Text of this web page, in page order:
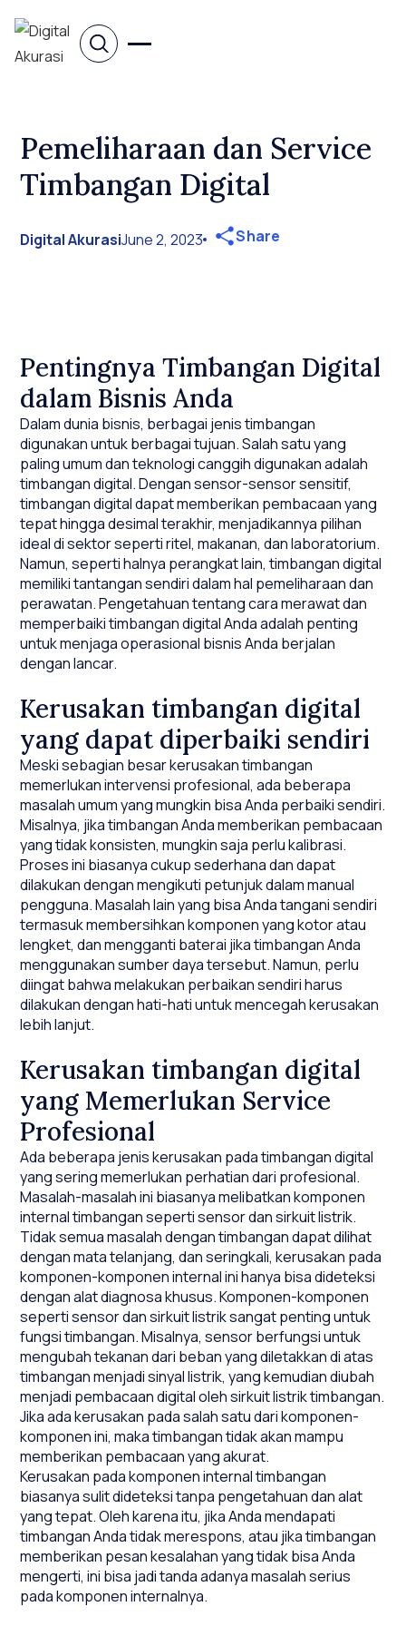
Pemeliharaan dan Service
Timbangan Digital
Digital AkurasiJune 2, 2023 Share
Pentingnya Timbangan Digital
dalam Bisnis Anda
Dalam dunia bisnis, berbagai jenis timbangan
digunakan untuk berbagai tujuan. Salah satu yang
paling umum dan teknologi canggih digunakan adalah
timbangan digital. Dengan sensor-sensor sensitif,
timbangan digital dapat memberikan pembacaan yang
tepat hingga desimal terakhir, menjadikannya pilihan
ideal di sektor seperti ritel, makanan, dan laboratorium.
Namun, seperti halnya perangkat lain, timbangan digital
memiliki tantangan sendiri dalam hal pemeliharaan dan
perawatan. Pengetahuan tentang cara merawat dan
memperbaiki timbangan digital Anda adalah penting
untuk menjaga operasional bisnis Anda berjalan
dengan lancar.
Kerusakan timbangan digital
yang dapat diperbaiki sendiri
Meski sebagian besar kerusakan timbangan
memerlukan intervensi profesional, ada beberapa
masalah umum yang mungkin bisa Anda perbaiki sendiri.
Misalnya, jika timbangan Anda memberikan pembacaan
yang tidak konsisten, mungkin saja perlu kalibrasi.
Proses ini biasanya cukup sederhana dan dapat
dilakukan dengan mengikuti petunjuk dalam manual
pengguna. Masalah lain yang bisa Anda tangani sendiri
termasuk membersihkan komponen yang kotor atau
lengket, dan mengganti baterai jika timbangan Anda
menggunakan sumber daya tersebut. Namun, perlu
diingat bahwa melakukan perbaikan sendiri harus
dilakukan dengan hati-hati untuk mencegah kerusakan
lebih lanjut.
Kerusakan timbangan digital
yang Memerlukan Service
Profesional
Ada beberapa jenis kerusakan pada timbangan digital
yang sering memerlukan perhatian dari profesional.
Masalah-masalah ini biasanya melibatkan komponen
internal timbangan seperti sensor dan sirkuit listrik.
Tidak semua masalah dengan timbangan dapat dilihat
dengan mata telanjang, dan seringkali, kerusakan pada
komponen-komponen internal ini hanya bisa dideteksi
dengan alat diagnosa khusus. Komponen-komponen
seperti sensor dan sirkuit listrik sangat penting untuk
fungsi timbangan. Misalnya, sensor berfungsi untuk
mengubah tekanan dari beban yang diletakkan di atas
timbangan menjadi sinyal listrik, yang kemudian diubah
menjadi pembacaan digital oleh sirkuit listrik timbangan.
Jika ada kerusakan pada salah satu dari komponen-
komponen ini, maka timbangan tidak akan mampu
memberikan pembacaan yang akurat.
Kerusakan pada komponen internal timbangan
biasanya sulit dideteksi tanpa pengetahuan dan alat
yang tepat. Oleh karena itu, jika Anda mendapati
timbangan Anda tidak merespons, atau jika timbangan
memberikan pesan kesalahan yang tidak bisa Anda
mengerti, ini bisa jadi tanda adanya masalah serius
pada komponen internalnya.